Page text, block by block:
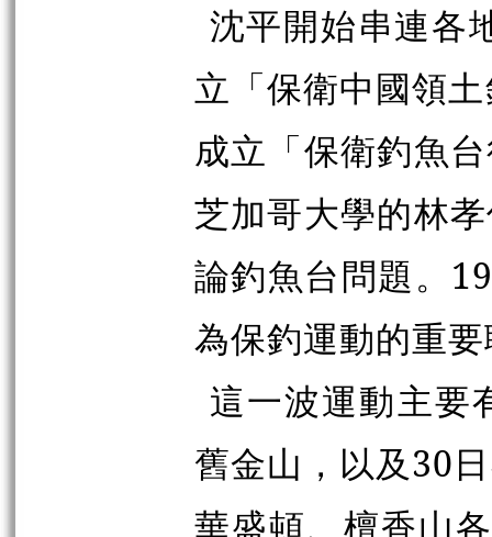
沈平開始串連各
立「保衛中國領
成立「保衛釣魚
芝加哥大學的林
論釣魚台問題。
為保釣運動的重
這一波運動主要
舊金山，以及30
華盛頓、檀香山